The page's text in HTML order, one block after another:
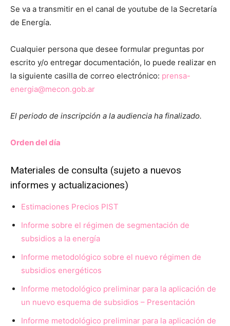
Se va a transmitir en el canal de youtube de la Secretaría
de Energía.
Cualquier persona que desee formular preguntas por
escrito y/o entregar documentación, lo puede realizar en
la siguiente casilla de correo electrónico: prensa-
energia@mecon.gob.ar
El periodo de inscripción a la audiencia ha finalizado.
Orden del día
Materiales de consulta (sujeto a nuevos
informes y actualizaciones)
Estimaciones Precios PIST
Informe sobre el régimen de segmentación de
subsidios a la energía
Informe metodológico sobre el nuevo régimen de
subsidios energéticos
Informe metodológico preliminar para la aplicación de
un nuevo esquema de subsidios – Presentación
Informe metodológico preliminar para la aplicación de